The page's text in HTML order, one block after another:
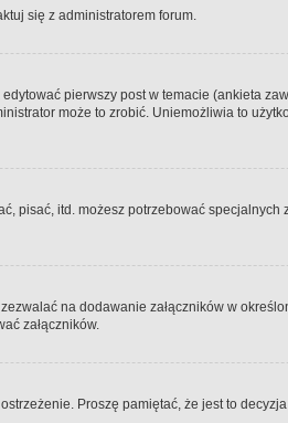
się z administratorem forum.
pierwszy post w temacie (ankieta
może to zrobić. Uniemożliwia to
itd. możesz potrzebować
na dodawanie załączników w
załączników.
Proszę pamiętać, że jest to